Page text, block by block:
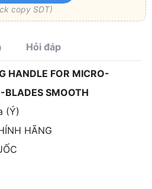
copy SDT)
Hỏi đáp
HANDLE FOR MICRO-
BLADES SMOOTH
(Ý)
HÃNG